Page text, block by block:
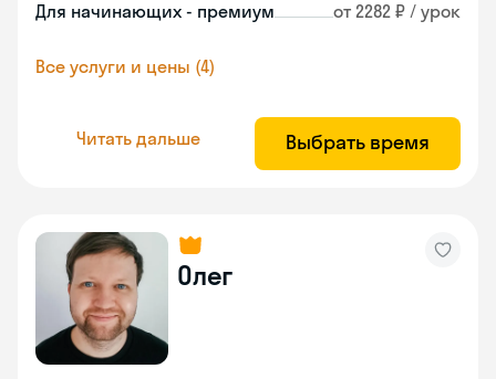
Для начинающих - премиум от 2282 ₽ / урок
Все услуги и цены (4)
Читать дальше Выбрать время
Олег